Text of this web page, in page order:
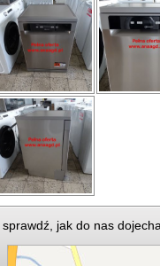
sprawdź, jak do nas